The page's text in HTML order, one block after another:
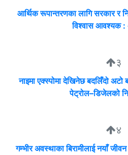
आर्थिक रूपान्तरणका लागि सरकार र
विश्वास आवश्यक :
३
नाइमा एक्स्पोमा देखिनेछ बदलिँदो अटो
पेट्रोल–डिजेलको
४
गम्भीर अवस्थाका बिरामीलाई नयाँ